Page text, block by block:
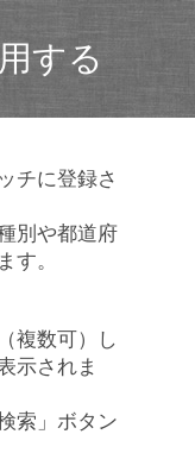
する
チに登録さ
別や都道府
す。
複数可）し
示されま
索」ボタン